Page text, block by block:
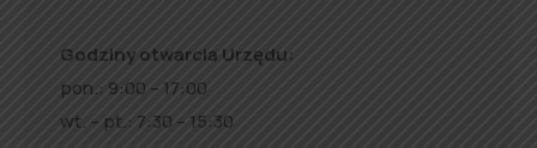
Godziny otwarcia Urzędu:
pon.: 9:00 – 17:00
wt. – pt.: 7:30 – 15:30